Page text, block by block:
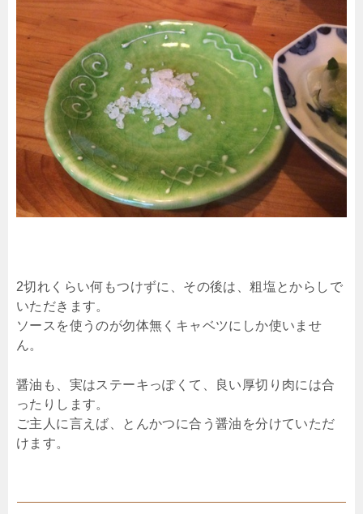
2切れくらい何もつけずに、その後は、粗塩とからしで
いただきます。
ソースを使うのが勿体無くキャベツにしか使いませ
ん。
醤油も、実はステーキっぽくて、良い厚切り肉には合
ったりします。
ご主人に言えば、とんかつに合う醤油を分けていただ
けます。